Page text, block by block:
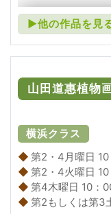
►他の作品を見
山田道惠植物
横浜クラス
◆ 第2・4月曜日
◆ 第2・4火曜日
◆ 第4木曜日 10：
◆ 第2もしくは第3